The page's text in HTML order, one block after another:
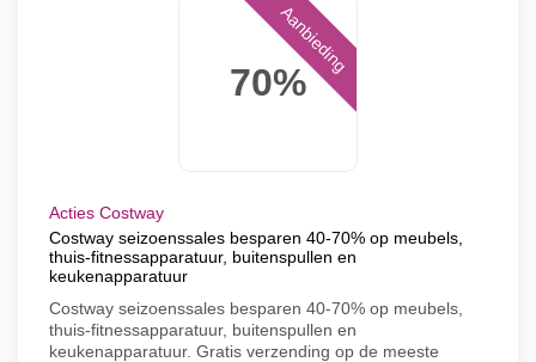
70%
Aanbieding
Acties Costway
Costway seizoenssales besparen 40-70% op meubels,
thuis-fitnessapparatuur, buitenspullen en
keukenapparatuur
Costway seizoenssales besparen 40-70% op meubels,
thuis-fitnessapparatuur, buitenspullen en
keukenapparatuur. Gratis verzending op de meeste